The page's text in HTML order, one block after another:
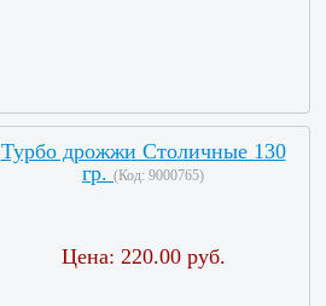
Турбо дрожжи Столичные 130
гр. (Код: 9000765)
Цена: 220.00 руб.